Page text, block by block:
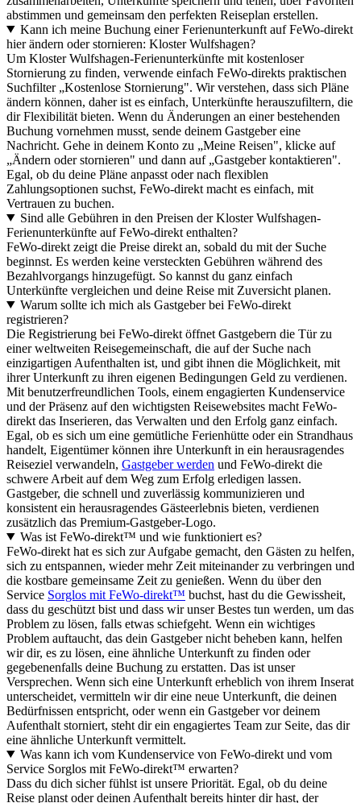
abstimmen und gemeinsam den perfekten Reiseplan erstellen.
Kann ich meine Buchung einer Ferienunterkunft auf FeWo-direkt
hier ändern oder stornieren: Kloster Wulfshagen?
Um Kloster Wulfshagen-Ferienunterkünfte mit kostenloser
Stornierung zu finden, verwende einfach FeWo-direkts praktischen
Suchfilter „Kostenlose Stornierung". Wir verstehen, dass sich Pläne
ändern können, daher ist es einfach, Unterkünfte herauszufiltern, die
dir Flexibilität bieten. Wenn du Änderungen an einer bestehenden
Buchung vornehmen musst, sende deinem Gastgeber eine
Nachricht. Gehe in deinem Konto zu „Meine Reisen", klicke auf
„Ändern oder stornieren" und dann auf „Gastgeber kontaktieren".
Egal, ob du deine Pläne anpasst oder nach flexiblen
Zahlungsoptionen suchst, FeWo-direkt macht es einfach, mit
Vertrauen zu buchen.
Sind alle Gebühren in den Preisen der Kloster Wulfshagen-
Ferienunterkünfte auf FeWo-direkt enthalten?
FeWo-direkt zeigt die Preise direkt an, sobald du mit der Suche
beginnst. Es werden keine versteckten Gebühren während des
Bezahlvorgangs hinzugefügt. So kannst du ganz einfach
Unterkünfte vergleichen und deine Reise mit Zuversicht planen.
Warum sollte ich mich als Gastgeber bei FeWo-direkt
registrieren?
Die Registrierung bei FeWo-direkt öffnet Gastgebern die Tür zu
einer weltweiten Reisegemeinschaft, die auf der Suche nach
einzigartigen Aufenthalten ist, und gibt ihnen die Möglichkeit, mit
ihrer Unterkunft zu ihren eigenen Bedingungen Geld zu verdienen.
Mit benutzerfreundlichen Tools, einem engagierten Kundenservice
und der Präsenz auf den wichtigsten Reisewebsites macht FeWo-
direkt das Inserieren, das Verwalten und den Erfolg ganz einfach.
Egal, ob es sich um eine gemütliche Ferienhütte oder ein Strandhaus
handelt, Eigentümer können ihre Unterkunft in ein herausragendes
Reiseziel verwandeln, Gastgeber werden und FeWo-direkt die
schwere Arbeit auf dem Weg zum Erfolg erledigen lassen.
Gastgeber, die schnell und zuverlässig kommunizieren und
konsistent ein herausragendes Gästeerlebnis bieten, verdienen
zusätzlich das Premium-Gastgeber-Logo.
Was ist FeWo-direkt™ und wie funktioniert es?
FeWo-direkt hat es sich zur Aufgabe gemacht, den Gästen zu helfen,
sich zu entspannen, wieder mehr Zeit miteinander zu verbringen und
die kostbare gemeinsame Zeit zu genießen. Wenn du über den
Service Sorglos mit FeWo-direkt™ buchst, hast du die Gewissheit,
dass du geschützt bist und dass wir unser Bestes tun werden, um das
Problem zu lösen, falls etwas schiefgeht. Wenn ein wichtiges
Problem auftaucht, das dein Gastgeber nicht beheben kann, helfen
wir dir, es zu lösen, eine ähnliche Unterkunft zu finden oder
gegebenenfalls deine Buchung zu erstatten. Das ist unser
Versprechen. Wenn sich eine Unterkunft erheblich von ihrem Inserat
unterscheidet, vermitteln wir dir eine neue Unterkunft, die deinen
Bedürfnissen entspricht, oder wenn ein Gastgeber vor deinem
Aufenthalt storniert, steht dir ein engagiertes Team zur Seite, das dir
eine ähnliche Unterkunft vermittelt.
Was kann ich vom Kundenservice von FeWo-direkt und vom
Service Sorglos mit FeWo-direkt™ erwarten?
Dass du dich sicher fühlst ist unsere Priorität. Egal, ob du deine
Reise planst oder deinen Aufenthalt bereits hinter dir hast, der